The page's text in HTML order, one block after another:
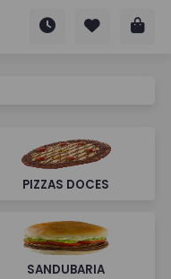
PIZZAS DOCES
SANDUBARIA